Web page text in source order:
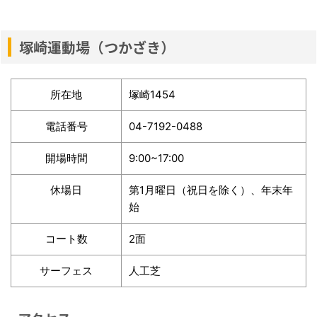
塚崎運動場（つかざき）
所在地 塚崎1454
電話番号 04-7192-0488
開場時間 9:00~17:00
休場日
第1月曜日（祝日を除く）、年末年
始
コート数 2面
サーフェス 人工芝